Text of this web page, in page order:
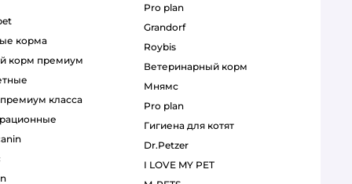
корма
корм премиум
премиум класса
pro plan
grandorf
roybis
ветеринарный корм
мнямс
pro plan
гигиена для котят
Dr.Petzer
I LOVE MY PET